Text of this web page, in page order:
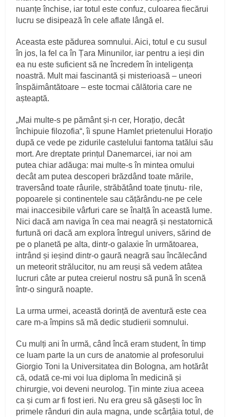
nuanțe închise, iar totul este confuz, culoarea fiecărui
lucru se disipează în cele aflate lângă el.
Aceasta este pădurea somnului. Aici, totul e cu susul
în jos, la fel ca în Țara Minunilor, iar pentru a ieși din
ea nu este suficient să ne încredem în inteligența
noastră. Mult mai fascinantă și misterioasă – uneori
înspăimântătoare – este tocmai călătoria care ne
așteaptă.
„Mai multe‑s pe pământ și‑n cer, Horațio, decât
închipuie filozofia“, îi spune Hamlet prietenului Horațio
după ce vede pe zidurile castelului fantoma tatălui său
mort. Are dreptate prințul Danemarcei, iar noi am
putea chiar adăuga: mai multe‑s în mintea omului
decât am putea descoperi brăzdând toate mările,
traversând toate râurile, străbătând toate ținutu‑ rile,
popoarele și continentele sau cățărându‑ne pe cele
mai inaccesibile vârfuri care se înalță în această lume.
Nici dacă am naviga în cea mai neagră și nestatornică
furtună ori dacă am explora întregul univers, sărind de
pe o planetă pe alta, dintr‑o galaxie în următoarea,
intrând și ieșind dintr‑o gaură neagră sau încălecând
un meteorit strălucitor, nu am reuși să vedem atâtea
lucruri câte ar putea creierul nostru să pună în scenă
într‑o singură noapte.
La urma urmei, această dorință de aventură este cea
care m‑a împins să mă dedic studierii somnului.
Cu mulți ani în urmă, când încă eram student, în timp
ce luam parte la un curs de anatomie al profesorului
Giorgio Toni la Universitatea din Bologna, am hotărât
că, odată ce‑mi voi lua diploma în medicină și
chirurgie, voi deveni neurolog. Țin minte ziua aceea
ca și cum ar fi fost ieri. Nu era greu să găsești loc în
primele rânduri din aula magna, unde scârțâia totul, de